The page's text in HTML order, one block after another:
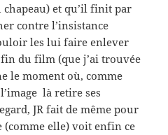
et qu’il finit par
contre l’insistance
les lui faire enlever
du film (que j’ai trouvée
le moment où, comme
là retire ses
JR fait de même pour
(comme elle) voit enfin ce